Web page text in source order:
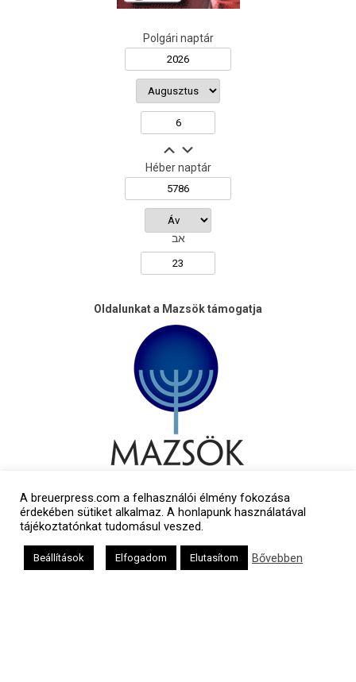
Polgári naptár
Héber naptár
אב
Oldalunkat a Mazsök támogatja
A breuerpress.com a felhasználói élmény fokozása
érdekében sütiket alkalmaz. A honlapunk használatával
tájékoztatónkat tudomásul veszed.
Beállítások Elfogadom Elutasítom Bővebben